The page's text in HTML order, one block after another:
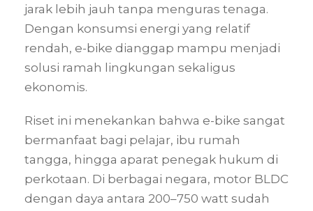
jarak lebih jauh tanpa menguras tenaga.
Dengan konsumsi energi yang relatif
rendah, e-bike dianggap mampu menjadi
solusi ramah lingkungan sekaligus
ekonomis.
Riset ini menekankan bahwa e-bike sangat
bermanfaat bagi pelajar, ibu rumah
tangga, hingga aparat penegak hukum di
perkotaan. Di berbagai negara, motor BLDC
dengan daya antara 200–750 watt sudah